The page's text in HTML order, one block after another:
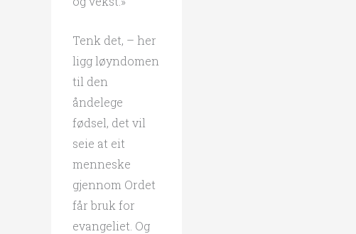
Tenk det, – her
ligg løyndomen
til den
åndelege
fødsel, det vil
seie at eit
menneske
gjennom Ordet
får bruk for
evangeliet. Og